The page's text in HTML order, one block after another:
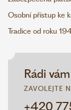
Rádi
ZAVOLEJTE
+420
Osobní přístup ke
Tradice od roku